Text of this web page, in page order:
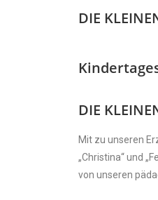
DIE
DIE
Mit zu unseren
„Christina“ und
von unseren